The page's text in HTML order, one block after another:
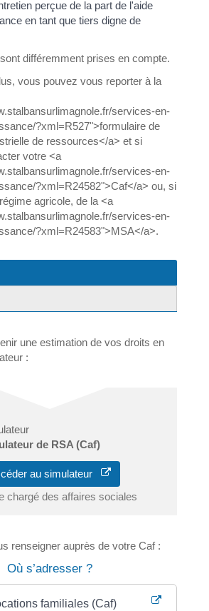
perçue de la part de l'aide
en tant que tiers digne de
différemment prises en compte.
vous pouvez vous reporter à la
services-en-
?xml=R527">formulaire de
de ressources</a> et si
votre <a
services-en-
?xml=R24582">Caf</a> ou, si
agricole, de la <a
services-en-
?xml=R24583">MSA</a>.
une estimation de vos droits en
:
de RSA (Caf)
au simulateur
chargé des affaires sociales
renseigner auprès de votre Caf :
Où s’adresser ?
familiales (Caf)